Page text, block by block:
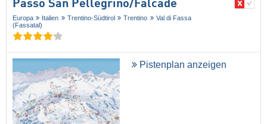
Passo San Pellegrino/​Falcade
Europa Italien Trentino-Südtirol Trentino
Val di Fassa
(Fassatal)
Pistenplan anzeigen